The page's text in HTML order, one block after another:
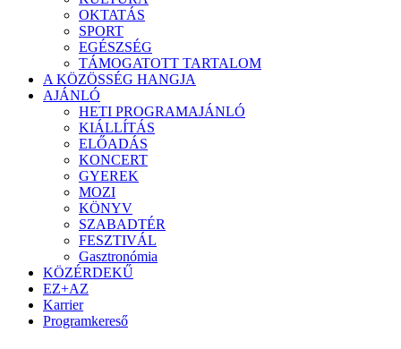
OKTATÁS
SPORT
EGÉSZSÉG
TÁMOGATOTT TARTALOM
A KÖZÖSSÉG HANGJA
AJÁNLÓ
HETI PROGRAMAJÁNLÓ
KIÁLLÍTÁS
ELŐADÁS
KONCERT
GYEREK
MOZI
KÖNYV
SZABADTÉR
FESZTIVÁL
Gasztronómia
KÖZÉRDEKŰ
EZ+AZ
Karrier
Programkereső